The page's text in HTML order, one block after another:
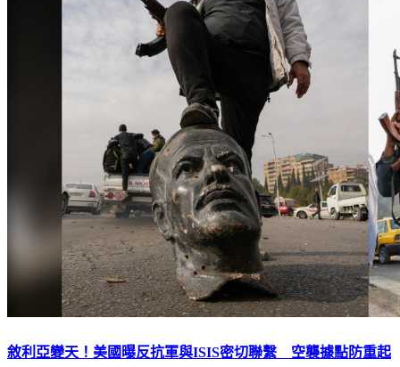
敘利亞變天！美國曝反抗軍與ISIS密切聯繫 空襲據點防重起